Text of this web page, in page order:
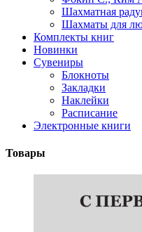
Шахматная
Шахматы для
Комплекты книг
Новинки
Сувениры
Блокноты
Закладки
Наклейки
Расписание
Электронные книги
Товары